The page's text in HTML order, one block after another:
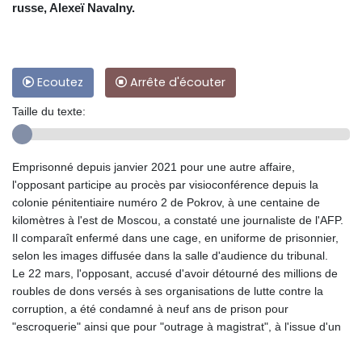
russe, Alexeï Navalny.
Ecoutez Arrête d'écouter
Taille du texte:
Emprisonné depuis janvier 2021 pour une autre affaire,
l'opposant participe au procès par visioconférence depuis la
colonie pénitentiaire numéro 2 de Pokrov, à une centaine de
kilomètres à l'est de Moscou, a constaté une journaliste de l'AFP.
Il comparaît enfermé dans une cage, en uniforme de prisonnier,
selon les images diffusée dans la salle d'audience du tribunal.
Le 22 mars, l'opposant, accusé d'avoir détourné des millions de
roubles de dons versés à ses organisations de lutte contre la
corruption, a été condamné à neuf ans de prison pour
"escroquerie" ainsi que pour "outrage à magistrat", à l'issue d'un